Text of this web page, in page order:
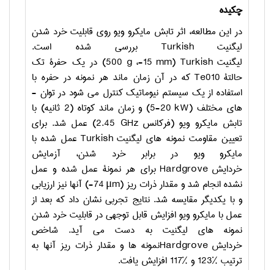
چکیده
در این مطالعه، اثر تابش مایکرو ویو روی قابلیت خرد شدن
لیگنیت Turkish بررسی شده است.
لیگنیت Turkish
(
mm
g
500) در یک حفرة تک
حالتة Te010 که در آن زمان ماند هر نمونه در حفره با
استفاده از یک سیستم نیوماتیک کنترل می ­شود در توان ­
های مختلف (kW
20-5) و زمان ماند کوتاه (2 ثانیه) با
تابش مایکرو ویو (فرکانس 2.45 GHz) عمل شد. برای
تعیین مقاومت نمونه­ های لیگنیت Turkish عمل شده با
مایکرو ویو در برابر خرد شدن، آزمایش
خردایشHardgrove برای هر نمونة عمل شده و عمل
نشده انجام شد و مقدار ذرات ریز (μm
74-) آن­ها نیز ارزیابی
و با یکدیگر مقایسه شد. نتایج تجربی نشان داد که بعد از
عمل با مایکرو ویو افزایش قابل توجهی در قابلیت خرد شدن
نمونه­ های لیگنیت به دست می­ آید. شاخص
خردایش Hardgroveنمونه ­ها و مقدار ذرات ریز آن­ها به
ترتیب %123 و %117 افزایش یافت.